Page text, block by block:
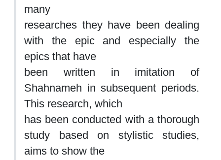
many
researches they have been dealing
with the epic and especially the
epics that have
been written in imitation of
Shahnameh in subsequent periods.
This research, which
has been conducted with a thorough
study based on stylistic studies,
aims to show the